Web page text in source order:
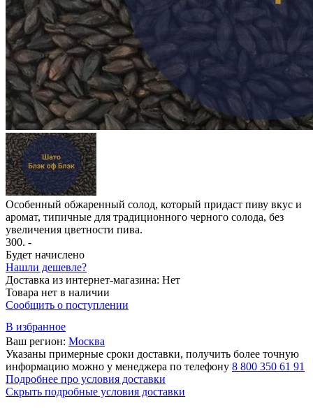
Особенный обжаренный солод, который придаст пиву вкус и
аромат, типичные для традиционного черного солода, без
увеличения цветности пива.
300. -
Будет начислено
Нашли дешевле?
Доставка из интернет-магазина: Нет
Товара нет в наличии
Сообщить о поступлении
В избранное
Ваш регион: Москва
Указаны примерные сроки доставки, получить более точную
информацию можно у менеджера по телефону 8 800 350 61 91
Подробнее про условия доставки
Скрыть подробные условия доставки